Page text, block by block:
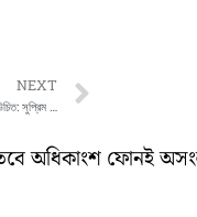
NEXT
গৃহবধূদের শ্রমের অর্থনৈতিক মূল্য রয়েছে, মাসে অন্তত ৩০ হাজার টাকা ধরা উচিত: সুপ্রিম কোর্ট
অধিকাংশ ফোনই